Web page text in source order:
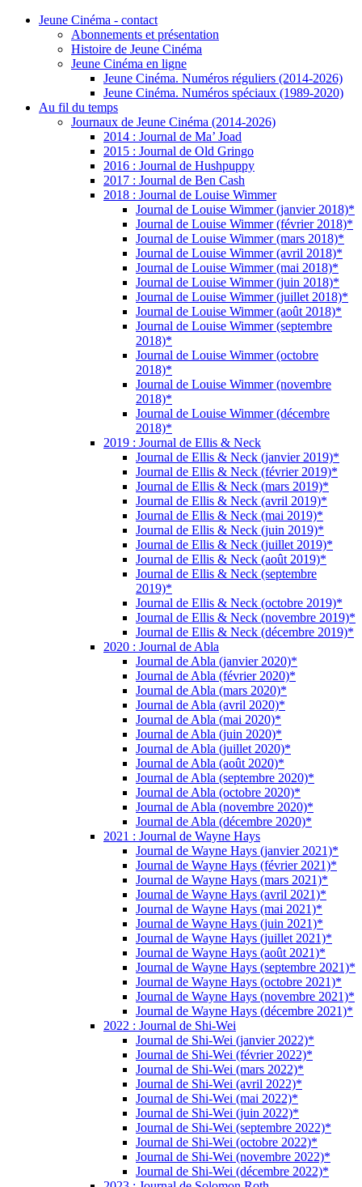
Jeune Cinéma - contact
Abonnements et présentation
Histoire de Jeune Cinéma
Jeune Cinéma en ligne
Jeune Cinéma. Numéros réguliers (2014-2026)
Jeune Cinéma. Numéros spéciaux (1989-2020)
Au fil du temps
Journaux de Jeune Cinéma (2014-2026)
2014 : Journal de Ma’ Joad
2015 : Journal de Old Gringo
2016 : Journal de Hushpuppy
2017 : Journal de Ben Cash
2018 : Journal de Louise Wimmer
Journal de Louise Wimmer (janvier 2018)*
Journal de Louise Wimmer (février 2018)*
Journal de Louise Wimmer (mars 2018)*
Journal de Louise Wimmer (avril 2018)*
Journal de Louise Wimmer (mai 2018)*
Journal de Louise Wimmer (juin 2018)*
Journal de Louise Wimmer (juillet 2018)*
Journal de Louise Wimmer (août 2018)*
Journal de Louise Wimmer (septembre
2018)*
Journal de Louise Wimmer (octobre
2018)*
Journal de Louise Wimmer (novembre
2018)*
Journal de Louise Wimmer (décembre
2018)*
2019 : Journal de Ellis & Neck
Journal de Ellis & Neck (janvier 2019)*
Journal de Ellis & Neck (février 2019)*
Journal de Ellis & Neck (mars 2019)*
Journal de Ellis & Neck (avril 2019)*
Journal de Ellis & Neck (mai 2019)*
Journal de Ellis & Neck (juin 2019)*
Journal de Ellis & Neck (juillet 2019)*
Journal de Ellis & Neck (août 2019)*
Journal de Ellis & Neck (septembre
2019)*
Journal de Ellis & Neck (octobre 2019)*
Journal de Ellis & Neck (novembre 2019)*
Journal de Ellis & Neck (décembre 2019)*
2020 : Journal de Abla
Journal de Abla (janvier 2020)*
Journal de Abla (février 2020)*
Journal de Abla (mars 2020)*
Journal de Abla (avril 2020)*
Journal de Abla (mai 2020)*
Journal de Abla (juin 2020)*
Journal de Abla (juillet 2020)*
Journal de Abla (août 2020)*
Journal de Abla (septembre 2020)*
Journal de Abla (octobre 2020)*
Journal de Abla (novembre 2020)*
Journal de Abla (décembre 2020)*
2021 : Journal de Wayne Hays
Journal de Wayne Hays (janvier 2021)*
Journal de Wayne Hays (février 2021)*
Journal de Wayne Hays (mars 2021)*
Journal de Wayne Hays (avril 2021)*
Journal de Wayne Hays (mai 2021)*
Journal de Wayne Hays (juin 2021)*
Journal de Wayne Hays (juillet 2021)*
Journal de Wayne Hays (août 2021)*
Journal de Wayne Hays (septembre 2021)*
Journal de Wayne Hays (octobre 2021)*
Journal de Wayne Hays (novembre 2021)*
Journal de Wayne Hays (décembre 2021)*
2022 : Journal de Shi-Wei
Journal de Shi-Wei (janvier 2022)*
Journal de Shi-Wei (février 2022)*
Journal de Shi-Wei (mars 2022)*
Journal de Shi-Wei (avril 2022)*
Journal de Shi-Wei (mai 2022)*
Journal de Shi-Wei (juin 2022)*
Journal de Shi-Wei (septembre 2022)*
Journal de Shi-Wei (octobre 2022)*
Journal de Shi-Wei (novembre 2022)*
Journal de Shi-Wei (décembre 2022)*